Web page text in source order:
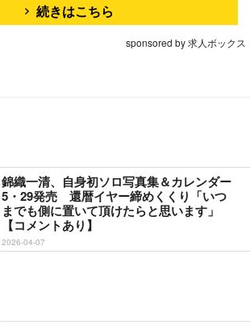
続きはこちら
sponsored by 求人ボックス
錦織一清、自身初ソロ写真集＆カレンダー
5・29発売 還暦イヤー締めくくり「いつ
までも側に置いて頂けたらと思います」
【コメントあり】
2026-04-07